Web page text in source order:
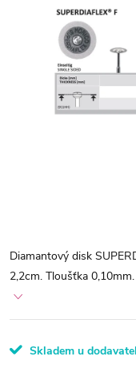
Diamantový disk
2,2cm. Tloušťka
Skladem u